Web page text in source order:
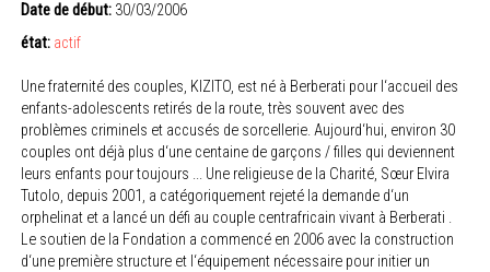
Date de début: 30/03/2006
état: actif
Une fraternité des couples, KIZITO, est né à Berberati pour l‘accueil des
enfants-adolescents retirés de la route, très souvent avec des
problèmes criminels et accusés de sorcellerie. Aujourd‘hui, environ 30
couples ont déjà plus d‘une centaine de garçons / filles qui deviennent
leurs enfants pour toujours ... Une religieuse de la Charité, Sœur Elvira
Tutolo, depuis 2001, a catégoriquement rejeté la demande d‘un
orphelinat et a lancé un défi au couple centrafricain vivant à Berberati .
Le soutien de la Fondation a commencé en 2006 avec la construction
d‘une première structure et l‘équipement nécessaire pour initier un